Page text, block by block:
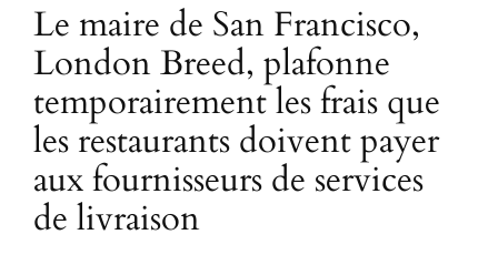
Le maire de San Francisco,
London Breed, plafonne
temporairement les frais que
les restaurants doivent payer
aux fournisseurs de services
de livraison